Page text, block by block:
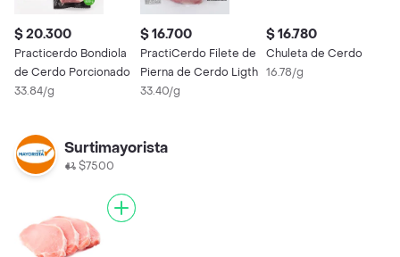
$ 20.300
Practicerdo Bondiola
de Cerdo Porcionado
33.84/g
$ 16.700
PractiCerdo Filete de
Pierna de Cerdo Ligth
33.40/g
$ 16.780
Chuleta de Cerdo
16.78/g
Surtimayorista
$7500